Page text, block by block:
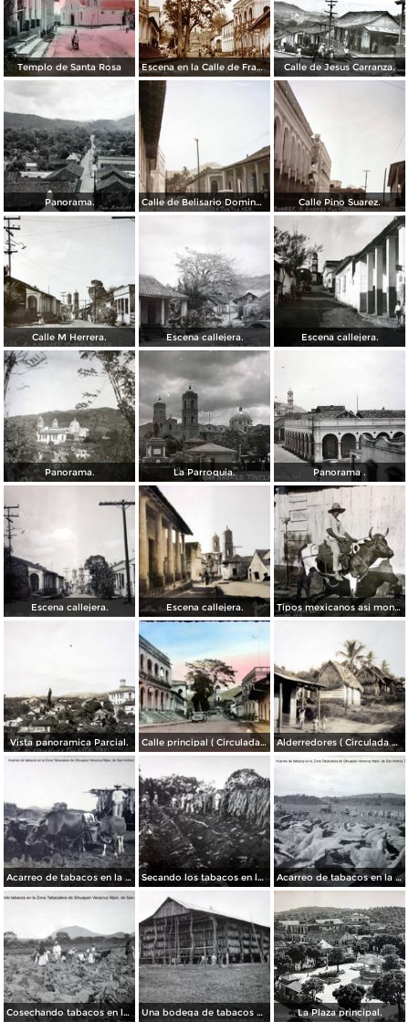
Templo de Santa Rosa Escena en la Calle de Francisco I Madero. Calle de Jesus Carranza.
Panorama. Calle de Belisario Dominguez. Calle Pino Suarez.
Calle M Herrera. Escena callejera. Escena callejera.
Panorama. La Parroquia. Panorama .
Escena callejera. Escena callejera. Tipos mexicanos asi montan los toros..
Vista panoramica Parcial. Calle principal ( Circulada el 10 de Julio de 1942 ). Alderredores ( Circulada el 5 de Enero de 1946 ).
Acarreo de tabacos en la Zona Tabacalera de Sihuapan Veracruz Mpio. de San Andres Tuxtla. Secando los tabacos en la Zona Tabacalera de Sihuapan Veracruz Mpio. de San Andres Tuxtla. Acarreo de tabacos en la Zona Tabacalera de Sihuapan Veracruz Mpio. de San Andres Tuxtla.
Cosechando tabacos en la Zona Tabacalera de Sihuapan Veracruz Mpio. de San Andres Tuxtla. Una bodega de tabacos en la Zona Tabacalera de Sihuapan Veracruz Mpio. de San Andres Tuxtla. La Plaza principal.